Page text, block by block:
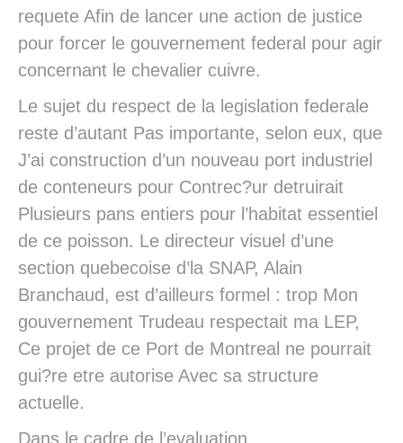
requete Afin de lancer une action de justice
pour forcer le gouvernement federal pour agir
concernant le chevalier cuivre.
Le sujet du respect de la legislation federale
reste d’autant Pas importante, selon eux, que
J’ai construction d’un nouveau port industriel
de conteneurs pour Contrec?ur detruirait
Plusieurs pans entiers pour l’habitat essentiel
de ce poisson. Le directeur visuel d’une
section quebecoise d’la SNAP, Alain
Branchaud, est d’ailleurs formel : trop Mon
gouvernement Trudeau respectait ma LEP,
Ce projet de ce Port de Montreal ne pourrait
gui?re etre autorise Avec sa structure
actuelle.
Dans le cadre de l’evaluation